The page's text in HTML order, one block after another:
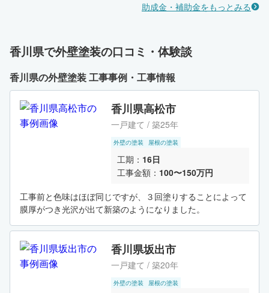
助成金・補助金をもっとみる
香川県で外壁塗装の口コミ・体験談
香川県の外壁塗装 工事事例・工事情報
香川県高松市
一戸建て / 築25年
外壁の塗装 屋根の塗装
工期： 16日
工事金額： 100〜150万円
工事前と色味はほぼ同じですが、３回塗りすることによって
膜厚がつき光沢が出て新築のようになりました。
香川県坂出市
一戸建て / 築20年
外壁の塗装 屋根の塗装